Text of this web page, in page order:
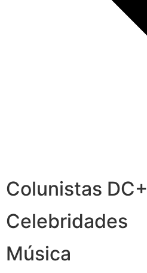
Colunistas DC+
Celebridades
Música